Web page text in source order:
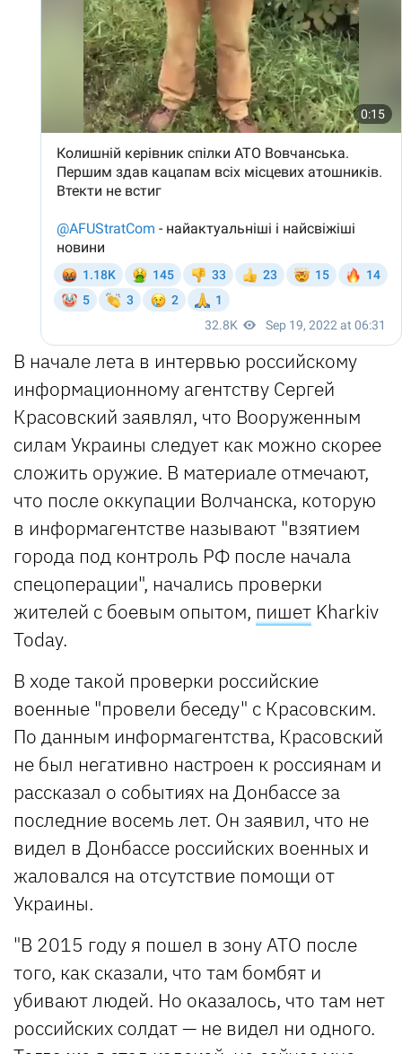
В начале лета в интервью российскому
информационному агентству Сергей
Красовский заявлял, что Вооруженным
силам Украины следует как можно скорее
сложить оружие. В материале отмечают,
что после оккупации Волчанска, которую
в информагентстве называют "взятием
города под контроль РФ после начала
спецоперации", начались проверки
жителей с боевым опытом, пишет Kharkiv
Today.
В ходе такой проверки российские
военные "провели беседу" с Красовским.
По данным информагентства, Красовский
не был негативно настроен к россиянам и
рассказал о событиях на Донбассе за
последние восемь лет. Он заявил, что не
видел в Донбассе российских военных и
жаловался на отсутствие помощи от
Украины.
"В 2015 году я пошел в зону АТО после
того, как сказали, что там бомбят и
убивают людей. Но оказалось, что там нет
российских солдат — не видел ни одного.